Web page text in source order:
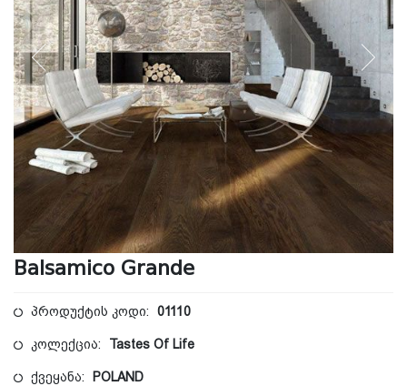
Balsamico Grande
პროდუქტის კოდი: 01110
კოლექცია: Tastes Of Life
ქვეყანა: POLAND